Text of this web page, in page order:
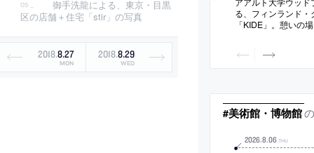
御手洗龍による、東京・目黒
区の店舗＋住宅「stir」の写真
2018.8.27
MON
2018.8.29
WED
る、フィンランド・
「KIDE」。憩いの
のトラスを編み込
リュームを特徴とす
せる
#美術館・博物館
2026.8.06 THU